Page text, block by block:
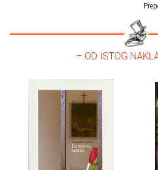
– OD ISTOG